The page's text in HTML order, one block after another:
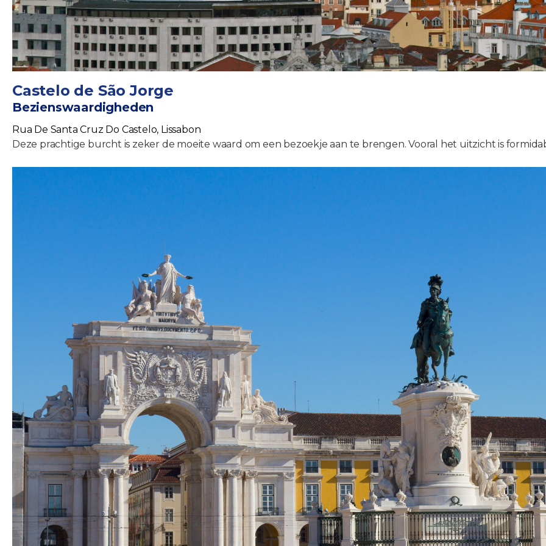
Castelo de São Jorge
Bezienswaardigheden
Rua De Santa Cruz Do Castelo, Lissabon
Deze prachtige burcht is zeker de moeite waard om een bezoekje aan te brengen. Vooral het uitzicht is